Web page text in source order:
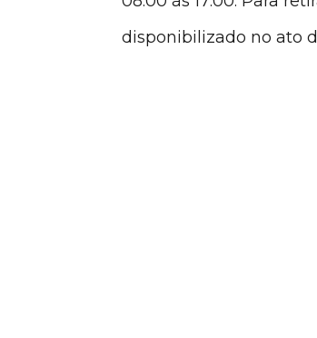
disponibilizado no ato